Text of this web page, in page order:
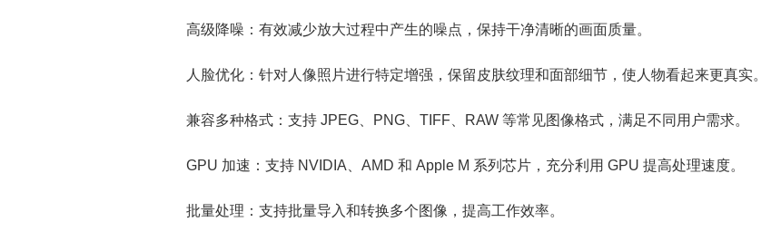
高级降噪：有效减少放大过程中产生的噪点，保持干净清晰的画面质量。
人脸优化：针对人像照片进行特定增强，保留皮肤纹理和面部细节，使人物看起来更真实。
兼容多种格式：支持 JPEG、PNG、TIFF、RAW 等常见图像格式，满足不同用户需求。
GPU 加速：支持 NVIDIA、AMD 和 Apple M 系列芯片，充分利用 GPU 提高处理速度。
批量处理：支持批量导入和转换多个图像，提高工作效率。